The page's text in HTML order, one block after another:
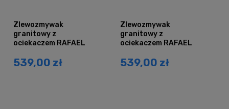
Zlewozmywak
granitowy z
ociekaczem RAFAEL
539,00 zł
Zlewozmywak
granitowy z
ociekaczem RAFAEL
539,00 zł